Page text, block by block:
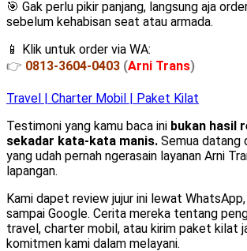
🎯 Gak perlu pikir panjang, langsung aja
sebelum kehabisan seat atau armada.
📱 Klik untuk order via WA:
👉 0813-3604-0403 (Arni Trans)
Travel | Charter Mobil | Paket Kilat
Testimoni yang kamu baca ini bukan hasil
sekadar kata-kata manis. Semua datang
yang udah pernah ngerasain layanan Arni
lapangan.
Kami dapet review jujur ini lewat
sampai Google. Cerita mereka tentang
travel, charter mobil, atau kirim paket kilat
komitmen kami dalam melayani.